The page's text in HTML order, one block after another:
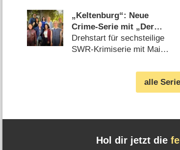
(05.08.2026)
„Keltenburg“: Neue
Crime-Serie mit „Der
Pass“-Star Julia Jentsch
in Arbeit
Drehstart für sechsteilige
SWR-Krimiserie mit Mai
alle
Hol dir jetzt die